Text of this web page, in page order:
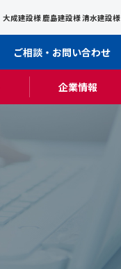
企業情報
大成建設様 鹿島建設様 清水建設様
ご相談・お問い合わせ